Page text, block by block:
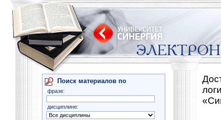
Поиск материалов по
фразе:
дисциплине: